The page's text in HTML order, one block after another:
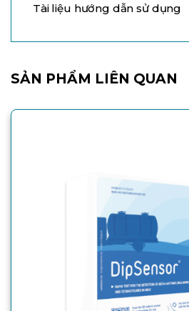
Tài liệu hướng dẫn sử dụng
SẢN PHẨM LIÊN QUAN